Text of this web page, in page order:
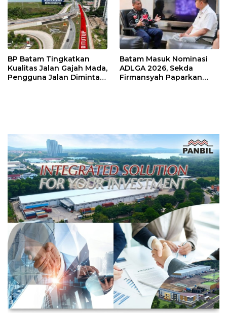
BP Batam Tingkatkan
Kualitas Jalan Gajah Mada,
Pengguna Jalan Diminta
Batam Masuk Nominasi
ADLGA 2026, Sekda
Firmansyah Paparkan